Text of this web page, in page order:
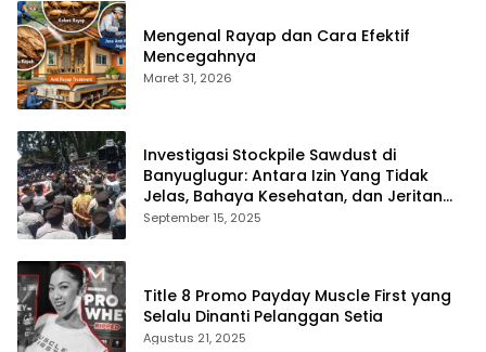
Mengenal Rayap dan Cara Efektif
Mencegahnya
Maret 31, 2026
Investigasi Stockpile Sawdust di
Banyuglugur: Antara Izin Yang Tidak
Jelas, Bahaya Kesehatan, dan Jeritan
Warga
September 15, 2025
Title 8 Promo Payday Muscle First yang
Selalu Dinanti Pelanggan Setia
Agustus 21, 2025